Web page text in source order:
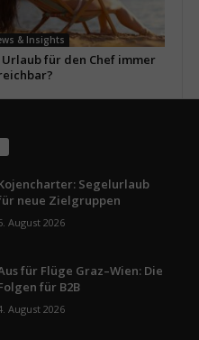
& Insights
Urlaub für den Chef immer
Segelurlaub
neue Zielgruppen
August 2026
für Flüge Graz–Wien: Die
für B2B
August 2026